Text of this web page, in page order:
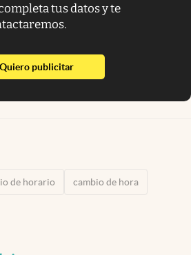
tus datos y te
Quiero publicitarabre en nueva pestaña
de horario cambio de hora